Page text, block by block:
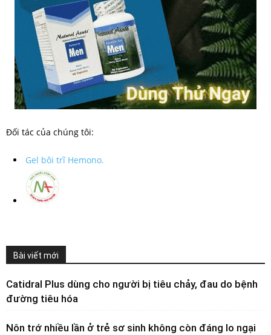
Đối tác của chúng tôi:
Gel bôi trĩ Hemono.
Bài viết mới
Catidral Plus dùng cho người bị tiêu chảy, đau do bệnh
đường tiêu hóa
Nôn trớ nhiều lần ở trẻ sơ sinh không còn đáng lo ngại